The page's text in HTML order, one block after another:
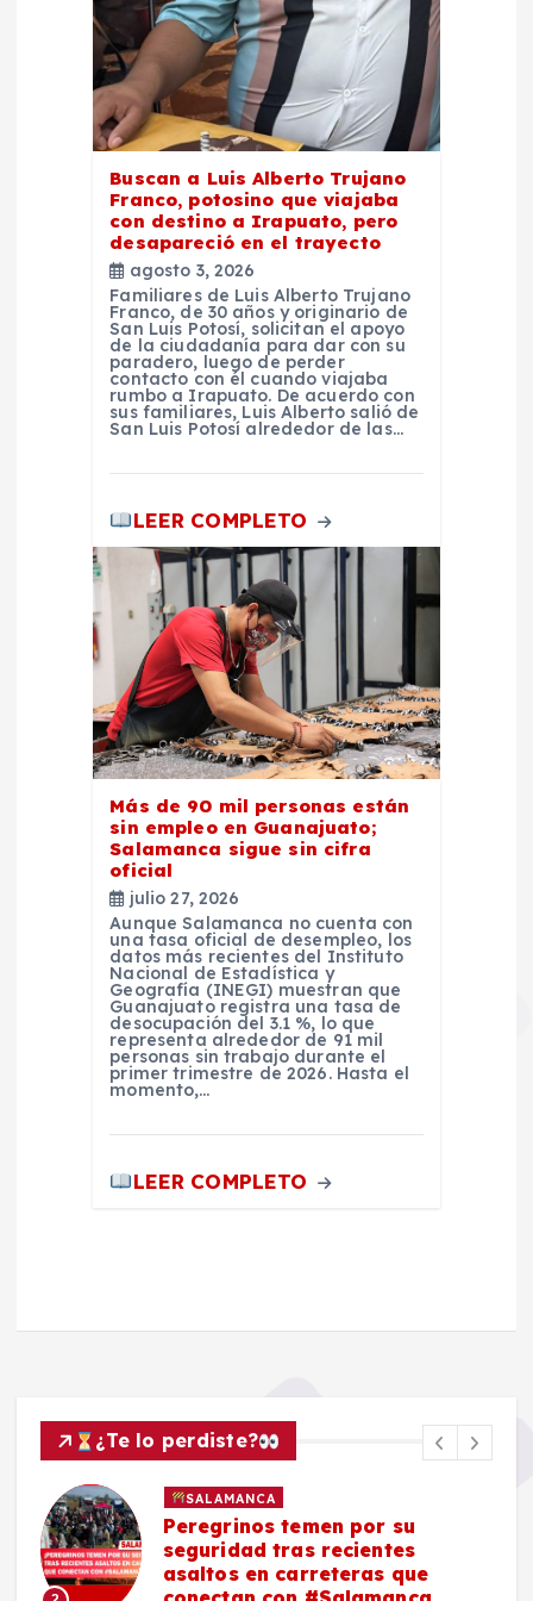
Buscan a Luis Alberto Trujano
Franco, potosino que viajaba
con destino a Irapuato, pero
desapareció en el trayecto
agosto 3, 2026
Familiares de Luis Alberto Trujano
Franco, de 30 años y originario de
San Luis Potosí, solicitan el apoyo
de la ciudadanía para dar con su
paradero, luego de perder
contacto con él cuando viajaba
rumbo a Irapuato. De acuerdo con
sus familiares, Luis Alberto salió de
San Luis Potosí alrededor de las…
LEER COMPLETO
Más de 90 mil personas están
sin empleo en Guanajuato;
Salamanca sigue sin cifra
oficial
julio 27, 2026
Aunque Salamanca no cuenta con
una tasa oficial de desempleo, los
datos más recientes del Instituto
Nacional de Estadística y
Geografía (INEGI) muestran que
Guanajuato registra una tasa de
desocupación del 3.1 %, lo que
representa alrededor de 91 mil
personas sin trabajo durante el
primer trimestre de 2026. Hasta el
momento,…
LEER COMPLETO
¿Te lo perdiste?
SALAMANCA
Peregrinos temen por su
seguridad tras recientes
asaltos en carreteras que